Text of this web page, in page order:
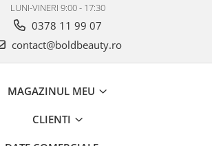
LUNI-VINERI 9:00 - 17:30
0378 11 99 07
contact@boldbeauty.ro
MAGAZINUL MEU
CLIENTI